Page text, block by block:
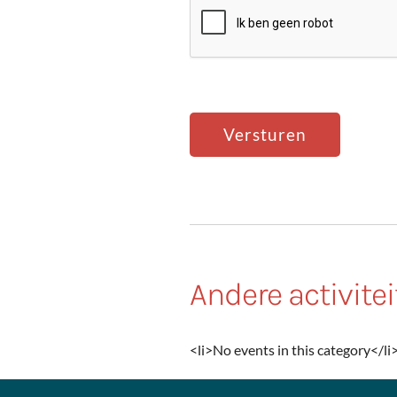
Andere
<li>No events in this category</li>